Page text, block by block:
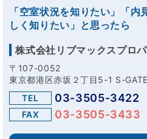
「空室状況を知りたい」「
しく知りたい」と思ったら
株式会社リブマックスプロ
〒107-0052
東京都港区赤坂２丁目5-1 S-
TEL
03-3505-3422
FAX 03-3505-3433